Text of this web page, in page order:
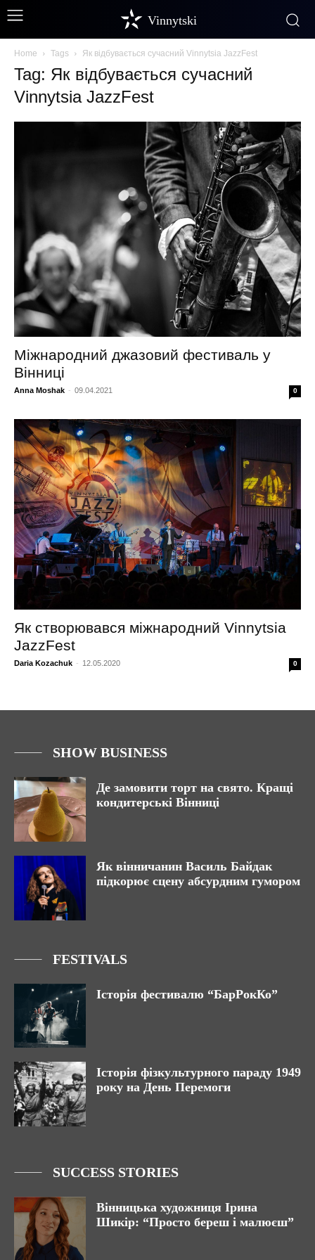
Vinnytski
Home Tags Як відбувається сучасний Vinnytsia JazzFest
Tag: Як відбувається сучасний
Vinnytsia JazzFest
Міжнародний джазовий фестиваль у
Вінниці
Anna Moshak - 09.04.2021 0
Як створювався міжнародний Vinnytsia
JazzFest
Daria Kozachuk - 12.05.2020 0
SHOW BUSINESS
Де замовити торт на свято. Кращі
кондитерські Вінниці
Як вінничанин Василь Байдак
підкорює сцену абсурдним гумором
FESTIVALS
Історія фестивалю “БарРокКо”
Історія фізкультурного параду 1949
року на День Перемоги
SUCCESS STORIES
Вінницька художниця Ірина
Шикір: “Просто береш і малюєш”